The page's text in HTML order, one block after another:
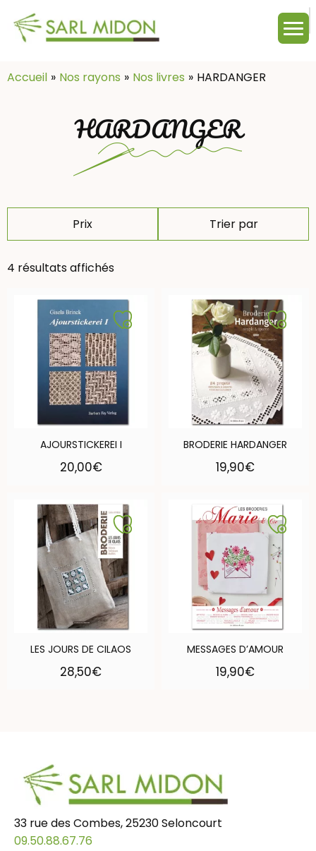
Accueil
Nos rayons Nos livres HARDANGER
HARDANGER
Prix Trier par
4 résultats affichés
AJOURSTICKEREI I
20,00€
BRODERIE HARDANGER
19,90€
LES JOURS DE CILAOS
28,50€
MESSAGES D’AMOUR
19,90€
33 rue des Combes, 25230 Seloncourt
09.50.88.67.76